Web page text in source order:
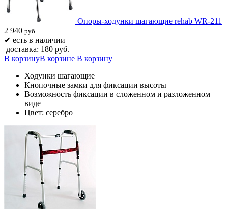
Опоры-ходунки шагающие rehab WR-211
2 940 руб.
✔ есть в наличии
доставка: 180 руб.
В корзинуВ корзине В корзину
Ходунки шагающие
Кнопочные замки для фиксации высоты
Возможность фиксации в сложенном и разложенном
виде
Цвет: серебро